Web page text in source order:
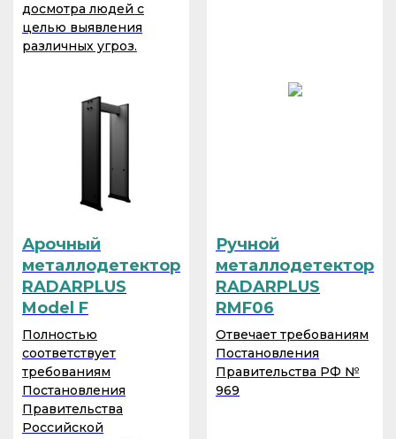
досмотра людей с
целью выявления
различных угроз.
Арочный
металлодетектор
RADARPLUS
Model F
Полностью
соответствует
требованиям
Постановления
Правительства
Российской
Ручной
металлодетектор
RADARPLUS
RMF06
Отвечает требованиям
Постановления
Правительства РФ №
969
ООО “Инженерное бюро”